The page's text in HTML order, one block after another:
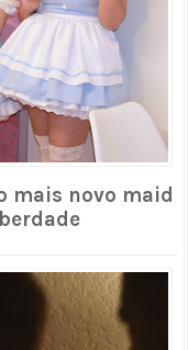
mais novo maid